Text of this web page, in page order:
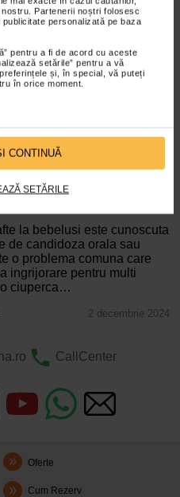
Partenerii noștri folosesc
personalizată pe baza
pentru a fi de acord cu aceste
setările” pentru a vă
și, în special, vă puteți
în orice moment.
CONTINUĂ
SETĂRILE
3 aprilie 2023
– cauze si remedii
bucale la copii nu ar trebui
pentru ca toata lumea se
aparitia de…
– de ce apar si ce tratamente se
la bebelusi este cunoscuta
de candidoza orala sau
o problema comuna care
ingrijorare pentru multi
o ciuperca…
2 decembrie 2024
CallCenter
Oferte
Cum Rezerv